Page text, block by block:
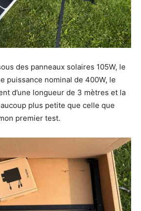
des panneaux solaires 105W, le
puissance nominal de 400W, le
d’une longueur de 3 mètres et la
plus petite que celle que
premier test.